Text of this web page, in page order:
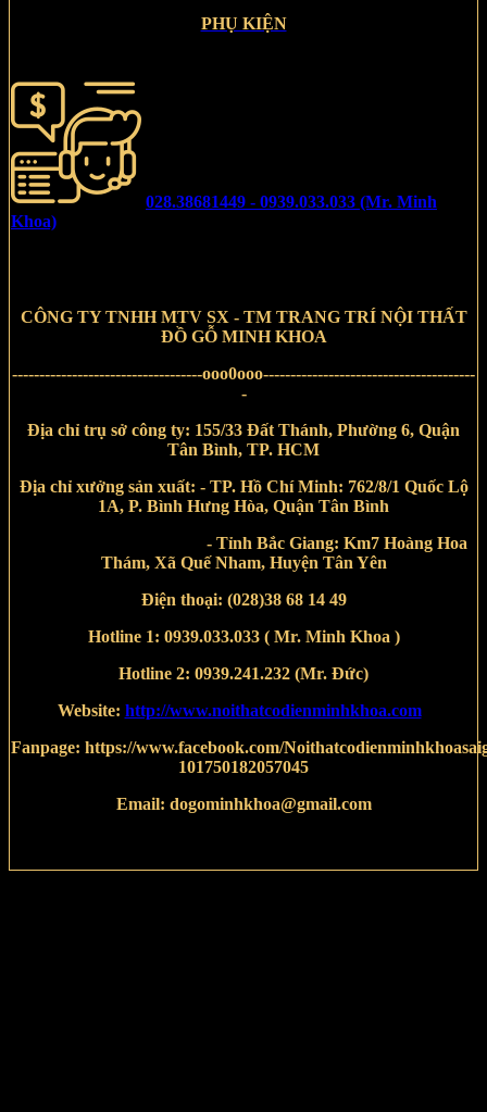
PHỤ KIỆN
028.38681449 - 0939.033.033 (Mr. Minh
Khoa)
CÔNG TY TNHH MTV SX - TM TRANG TRÍ NỘI THẤT
ĐỒ GỖ MINH KHOA
-----------------------------------ooo0ooo---------------------------------------
-
Địa chỉ trụ sở công ty: 155/33 Đất Thánh, Phường 6, Quận
Tân Bình, TP. HCM
Địa chỉ xưởng sản xuất: - TP. Hồ Chí Minh: 762/8/1 Quốc Lộ
1A, P. Bình Hưng Hòa, Quận Tân Bình
- Tỉnh Bắc Giang: Km7 Hoàng Hoa
Thám, Xã Quế Nham, Huyện Tân Yên
Điện thoại: (028)38 68 14 49
Hotline 1: 0939.033.033 ( Mr. Minh Khoa )
Hotline 2: 0939.241.232 (Mr. Đức)
Website: http://www.noithatcodienminhkhoa.com
Fanpage: https://www.facebook.com/
101750182057045
Email: dogominhkhoa@gmail.com